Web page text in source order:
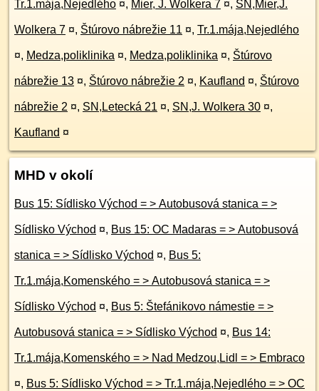
Tr.1.mája,Nejedlého ¤, Mier, J. Wolkera 7 ¤, SN,Mier,J.
Wolkera 7 ¤, Štúrovo nábrežie 11 ¤, Tr.1.mája,Nejedlého
¤, Medza,poliklinika ¤, Medza,poliklinika ¤, Štúrovo
nábrežie 13 ¤, Štúrovo nábrežie 2 ¤, Kaufland ¤, Štúrovo
nábrežie 2 ¤, SN,Letecká 21 ¤, SN,J. Wolkera 30 ¤,
Kaufland ¤
MHD v okolí
Bus 15: Sídlisko Východ = > Autobusová stanica = >
Sídlisko Východ ¤, Bus 15: OC Madaras = > Autobusová
stanica = > Sídlisko Východ ¤, Bus 5:
Tr.1.mája,Komenského = > Autobusová stanica = >
Sídlisko Východ ¤, Bus 5: Štefánikovo námestie = >
Autobusová stanica = > Sídlisko Východ ¤, Bus 14:
Tr.1.mája,Komenského = > Nad Medzou,Lidl = > Embraco
¤, Bus 5: Sídlisko Východ = > Tr.1.mája,Nejedlého = > OC